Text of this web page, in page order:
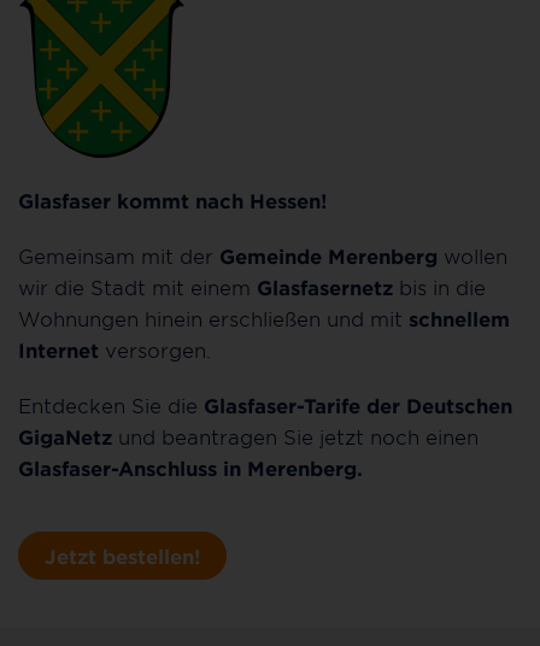
Glasfaser kommt nach Hessen!
Gemeinsam mit der Gemeinde Merenberg wollen
wir die Stadt mit einem Glasfasernetz bis in die
Wohnungen hinein erschließen und mit schnellem
Internet versorgen.
Entdecken Sie die Glasfaser-Tarife der Deutschen
GigaNetz und beantragen Sie jetzt noch einen
Glasfaser-Anschluss in Merenberg.
Jetzt bestellen!